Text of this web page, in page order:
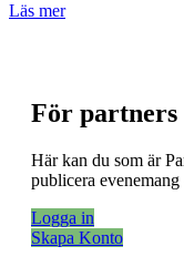
Läs mer
För partners
Här kan du som är
publicera
Logga in
Skapa Konto